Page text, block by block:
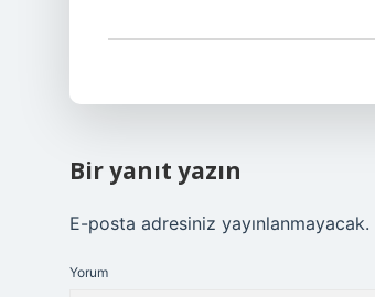
Bir yanıt yazın
E-posta adresiniz yayınlanmayacak.
Yorum